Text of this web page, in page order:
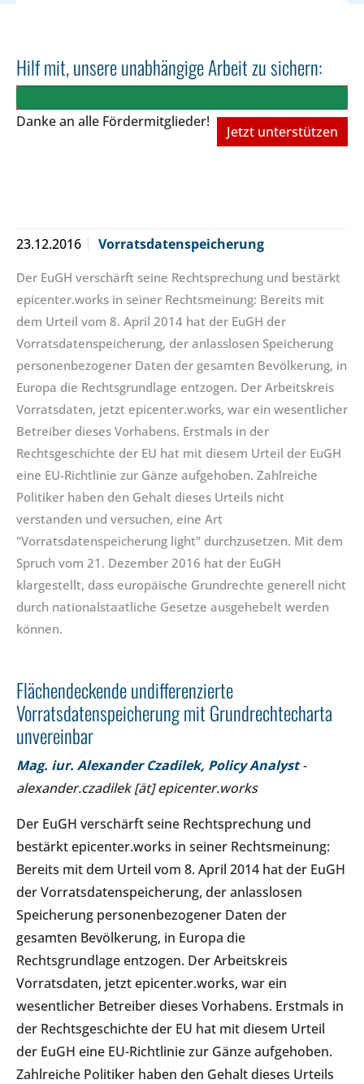
Hilf mit, unsere unabhängige Arbeit zu sichern:
Danke an alle Fördermitglieder!
Jetzt unterstützen
23.12.2016 Vorratsdatenspeicherung
Der EuGH verschärft seine Rechtsprechung und bestärkt
epicenter.works in seiner Rechtsmeinung: Bereits mit
dem Urteil vom 8. April 2014 hat der EuGH der
Vorratsdatenspeicherung, der anlasslosen Speicherung
personenbezogener Daten der gesamten Bevölkerung, in
Europa die Rechtsgrundlage entzogen. Der Arbeitskreis
Vorratsdaten, jetzt epicenter.works, war ein wesentlicher
Betreiber dieses Vorhabens. Erstmals in der
Rechtsgeschichte der EU hat mit diesem Urteil der EuGH
eine EU-Richtlinie zur Gänze aufgehoben. Zahlreiche
Politiker haben den Gehalt dieses Urteils nicht
verstanden und versuchen, eine Art
"Vorratsdatenspeicherung light" durchzusetzen. Mit dem
Spruch vom 21. Dezember 2016 hat der EuGH
klargestellt, dass europäische Grundrechte generell nicht
durch nationalstaatliche Gesetze ausgehebelt werden
können.
Flächendeckende undifferenzierte
Vorratsdatenspeicherung mit Grundrechtecharta
unvereinbar
Mag. iur. Alexander Czadilek, Policy Analyst-
alexander.czadilek [ät] epicenter.works
Der EuGH verschärft seine Rechtsprechung und
bestärkt epicenter.works in seiner Rechtsmeinung:
Bereits mit dem Urteil vom 8. April 2014 hat der EuGH
der Vorratsdatenspeicherung, der anlasslosen
Speicherung personenbezogener Daten der
gesamten Bevölkerung, in Europa die
Rechtsgrundlage entzogen. Der Arbeitskreis
Vorratsdaten, jetzt epicenter.works, war ein
wesentlicher Betreiber dieses Vorhabens. Erstmals in
der Rechtsgeschichte der EU hat mit diesem Urteil
der EuGH eine EU-Richtlinie zur Gänze aufgehoben.
Zahlreiche Politiker haben den Gehalt dieses Urteils